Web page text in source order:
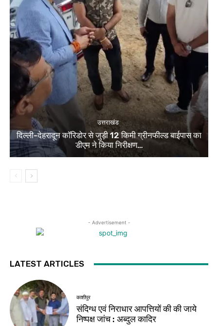
उत्तराखंड
दिल्ली-देहरादून कॉरिडोर से जुड़ी 12 किमी ग्रीनफील्ड बाईपास का
डीएम ने किया निरीक्षण…
- Advertisement -
LATEST ARTICLES
काशीपुर
संदिग्ध एवं निराधार आपत्तियों की की जाये
निष्पक्ष जांच : अब्दुल कादिर